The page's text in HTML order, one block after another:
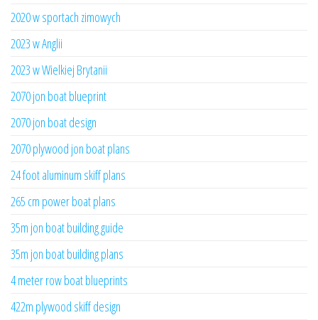
2020 w sportach zimowych
2023 w Anglii
2023 w Wielkiej Brytanii
2070 jon boat blueprint
2070 jon boat design
2070 plywood jon boat plans
24 foot aluminum skiff plans
265 cm power boat plans
35m jon boat building guide
35m jon boat building plans
4 meter row boat blueprints
422m plywood skiff design